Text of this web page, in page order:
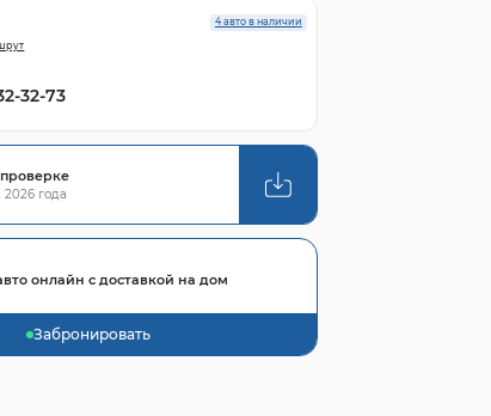
4 авто в наличии
32-73
года
онлайн с доставкой на дом
Забронировать